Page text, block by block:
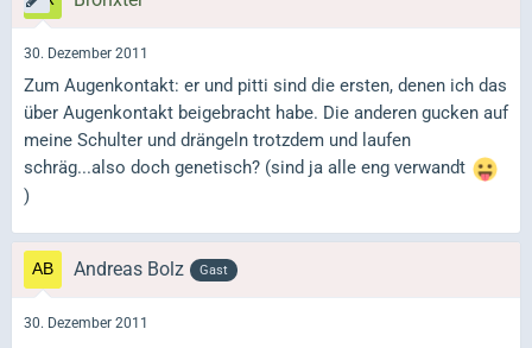
30. Dezember 2011
Zum Augenkontakt: er und pitti sind die ersten, denen ich das
über Augenkontakt beigebracht habe. Die anderen gucken auf
meine Schulter und drängeln trotzdem und laufen
schräg...also doch genetisch? (sind ja alle eng verwandt
)
Andreas Bolz Gast
30. Dezember 2011